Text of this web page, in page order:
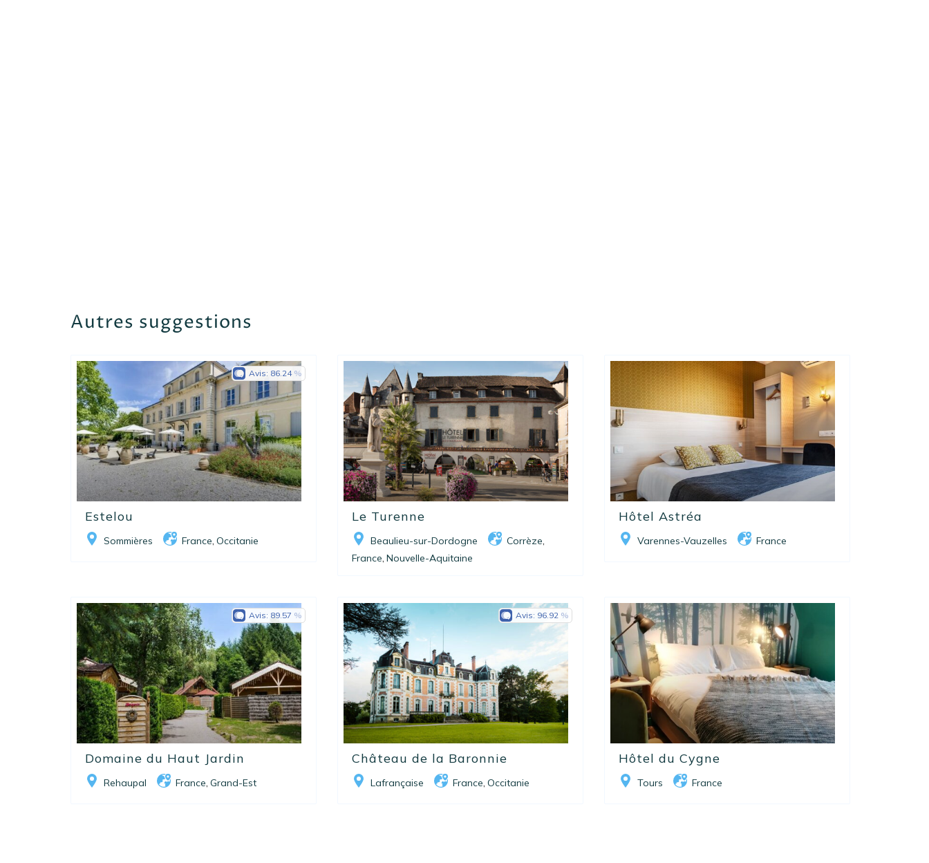
Autres suggestions
Estelou
Sommières France Occitanie
Avis: 86.24
Le Turenne
Beaulieu-sur-Dordogne Corrèze
France ,Nouvelle-Aquitaine
Hôtel Astréa
Varennes-Vauzelles France
Domaine du Haut Jardin
Rehaupal France Grand-Est
Avis: 89.57
Château de la Baronnie
Lafrançaise France ,Occitanie
Avis: 96.92
Hôtel du Cygne
Tours France